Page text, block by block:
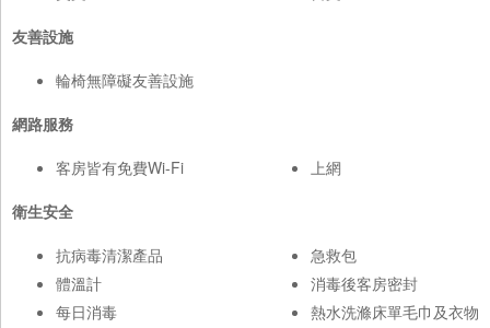
友善設施
輪椅無障礙友善設施
網路服務
客房皆有免費Wi-Fi
上網
衛生安全
抗病毒清潔產品
體溫計
每日消毒
急救包
消毒後客房密封
熱水洗滌床單毛巾及衣物